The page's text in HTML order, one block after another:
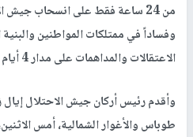
من 24 ساعة فقط على انسحاب جيش
وفساداً في ممتلكات المواطنين
الاعتقالات والمداهمات على مدار 4 أيام متواصلة.
وأقدم رئيس أركان جيش الاحتلال
طوباس والأغوار الشمالية، أمس